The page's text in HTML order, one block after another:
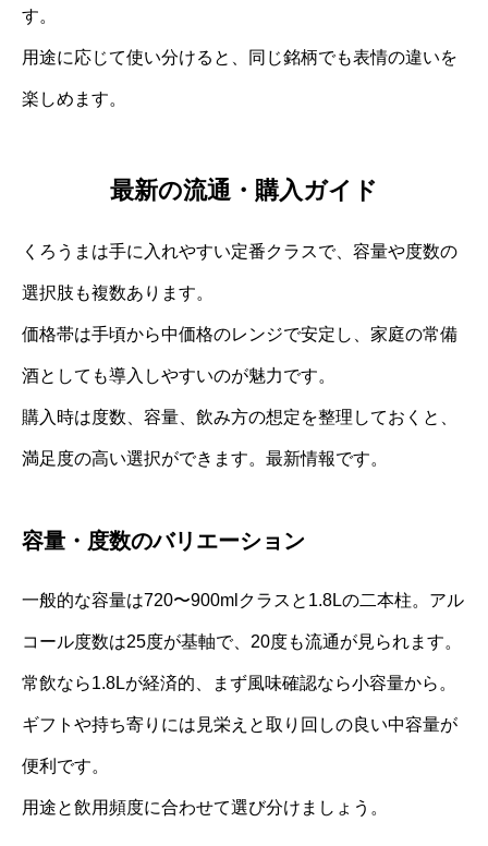
す。
用途に応じて使い分けると、同じ銘柄でも表情の違いを
楽しめます。
最新の流通・購入ガイド
くろうまは手に入れやすい定番クラスで、容量や度数の
選択肢も複数あります。
価格帯は手頃から中価格のレンジで安定し、家庭の常備
酒としても導入しやすいのが魅力です。
購入時は度数、容量、飲み方の想定を整理しておくと、
満足度の高い選択ができます。最新情報です。
容量・度数のバリエーション
一般的な容量は720〜900mlクラスと1.8Lの二本柱。アル
コール度数は25度が基軸で、20度も流通が見られます。
常飲なら1.8Lが経済的、まず風味確認なら小容量から。
ギフトや持ち寄りには見栄えと取り回しの良い中容量が
便利です。
用途と飲用頻度に合わせて選び分けましょう。